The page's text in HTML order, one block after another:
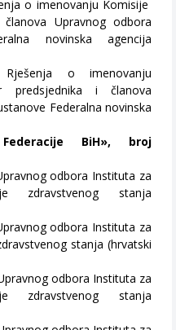
o imenovanju Komisije
Upravnog odbora
novinska agencija
Rješenja o imenovanju
predsjednika i članova
Federalna novinska
BiH», broj
odbora Instituta za
zdravstvenog stanja
odbora Instituta za
stanja (hrvatski
odbora Instituta za
zdravstvenog stanja